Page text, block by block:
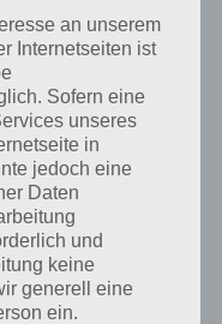
die
Der Topia
World Builder
Smartphone
und Tablet
zahlreiche
an unserem
Internetseiten ist
Sofern eine
unseres
in
jedoch eine
Daten
und
keine
generell eine
ein.